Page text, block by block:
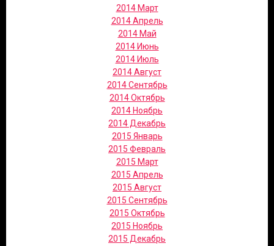
2014 Март
2014 Апрель
2014 Май
2014 Июнь
2014 Июль
2014 Август
2014 Сентябрь
2014 Октябрь
2014 Ноябрь
2014 Декабрь
2015 Январь
2015 Февраль
2015 Март
2015 Апрель
2015 Август
2015 Сентябрь
2015 Октябрь
2015 Ноябрь
2015 Декабрь